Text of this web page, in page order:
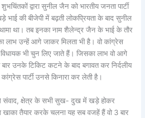
द्वारा सुनील जैन को भारतीय जनता पार्टी
भाई की बीजेपी में बढ़ती लोकप्रियता के बाद सुनील
था। तब इनका नाम शैलेन्द्र जैन के भाई के तौर
लाभ उन्हें आगे जाकर मिलता भी है। वो कांग्रेस
भी चुन लिए जाते हैं। जिसका लाभ वो आगे
उनके टिकिट कटने के बाद बगावत कर निर्दलीय
पार्टी उनसे किनारा कर लेती है।
क्षेत्र के सभी सुख- दुख में खड़े होकर
तैयार करके चलना यह सब वजहें हैं वो 3 बार